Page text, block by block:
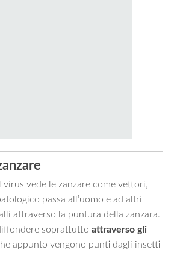
virus vede le zanzare come vettori,
passa all’uomo e ad altri
attraverso la puntura della zanzara.
soprattutto attraverso gli
appunto vengono punti dagli insetti